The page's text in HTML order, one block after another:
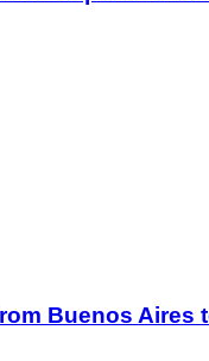
Buenos Aires